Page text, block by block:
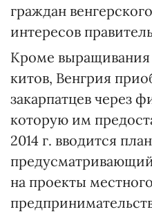
граждан
интересов
Кроме
китов, Венгрия
закарпатцев через
которую им
2014 г. вводится
на проекты местного